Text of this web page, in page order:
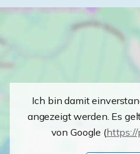
Ich bin damit
angezeigt werden. Es
von Google (https://